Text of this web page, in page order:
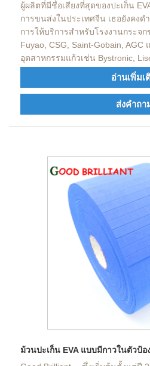
ผู้ผลิตที่มีชื่อเสียงที่สุดของปะเก็น
การขนส่งในประเทศจีน เธอยังคงด
การให้บริการสำหรับโรงงานกระจ
Fuyao, CSG, Saint-Gobain,
อุตสาหกรรมแก้วเช่น Bystronic,
อ่านเพิ่มเ
ส่งคำถา
ม้วนปะเก็น EVA แบบมีกาวในตัวป้อ